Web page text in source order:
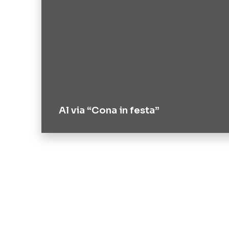
Al via “Cona in festa”